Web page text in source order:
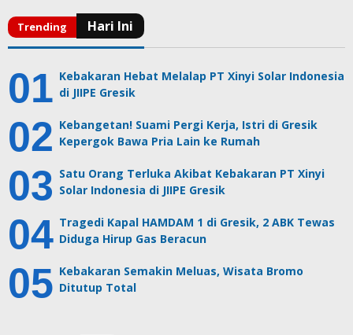
Kebakaran Hebat Melalap PT Xinyi Solar Indonesia
di JIIPE Gresik
Kebangetan! Suami Pergi Kerja, Istri di Gresik
Kepergok Bawa Pria Lain ke Rumah
Satu Orang Terluka Akibat Kebakaran PT Xinyi
Solar Indonesia di JIIPE Gresik
Tragedi Kapal HAMDAM 1 di Gresik, 2 ABK Tewas
Diduga Hirup Gas Beracun
Kebakaran Semakin Meluas, Wisata Bromo
Ditutup Total